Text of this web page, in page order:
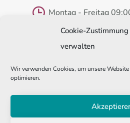
Cookie-Zustimmung
verwalten
Wir verwenden Cookies, um unsere
optimieren.
Montag - Freitag
Cookie